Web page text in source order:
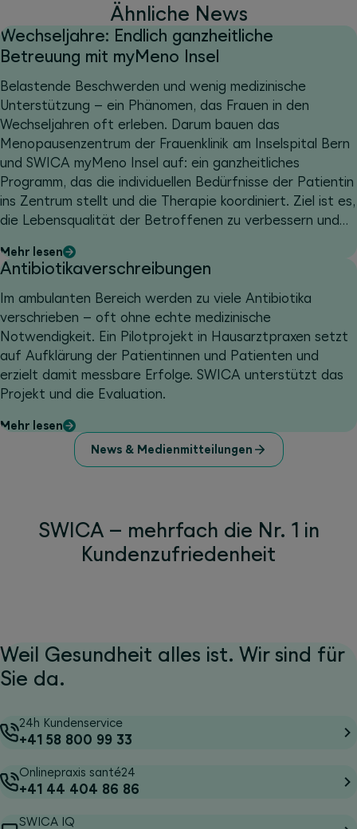
Ähnliche News
Wechseljahre: Endlich ganzheitliche
Betreuung mit myMeno Insel
Belastende Beschwerden und wenig medizinische
Unterstützung – ein Phänomen, das Frauen in den
Wechseljahren oft erleben. Darum bauen das
Menopausenzentrum der Frauenklinik am Inselspital Bern
und SWICA myMeno Insel auf: ein ganzheitliches
Programm, das die individuellen Bedürfnisse der Patientin
ins Zentrum stellt und die Therapie koordiniert. Ziel ist es,
die Lebensqualität der Betroffenen zu verbessern und
Mehr lesen
Antibiotikaverschreibungen
Im ambulanten Bereich werden zu viele Antibiotika
verschrieben – oft ohne echte medizinische
Notwendigkeit. Ein Pilotprojekt in Hausarztpraxen setzt
auf Aufklärung der Patientinnen und Patienten und
erzielt damit messbare Erfolge. SWICA unterstützt das
Projekt und die Evaluation.
Mehr lesen
News & Medienmitteilungen
SWICA – mehrfach die Nr. 1 in
Kundenzufriedenheit
Weil Gesundheit alles ist. Wir sind für
Sie da.
24h Kundenservice
+41 58 800 99 33
Onlinepraxis santé24
+41 44 404 86 86
SWICA IQ